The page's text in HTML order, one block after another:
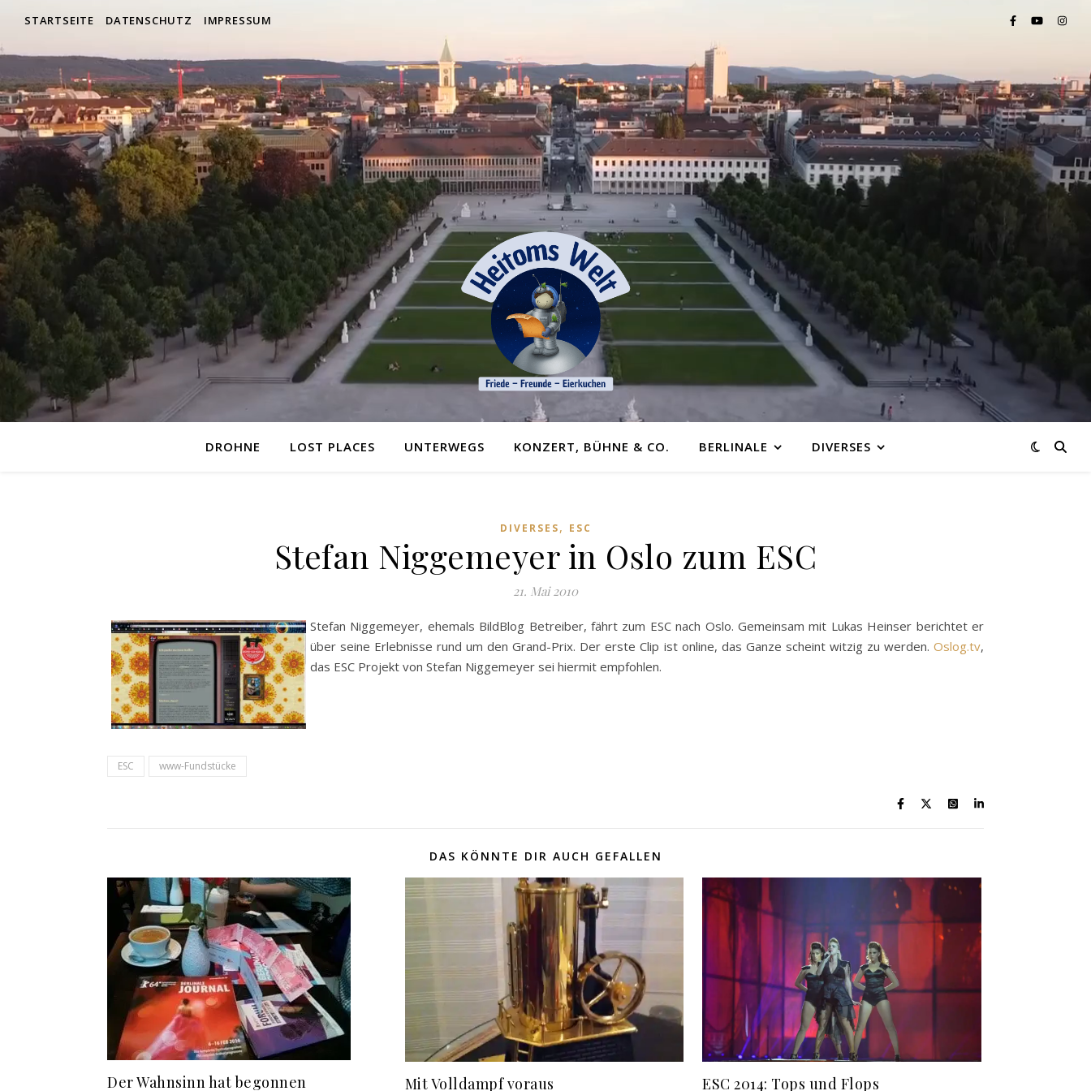
STARTSEITE DATENSCHUTZ IMPRESSUM
DROHNE LOST PLACES UNTERWEGS KONZERT, BÜHNE & CO. BERLINALE DIVERSES
DIVERSES, ESC
Stefan Niggemeyer in Oslo zum ESC
21. Mai 2010
Stefan Niggemeyer, ehemals BildBlog Betreiber, fährt zum ESC nach Oslo. Gemeinsam mit Lukas Heinser berichtet er
über seine Erlebnisse rund um den Grand-Prix. Der erste Clip ist online, das Ganze scheint witzig zu werden. Oslog.tv,
das ESC Projekt von Stefan Niggemeyer sei hiermit empfohlen.
ESC www-Fundstücke
DAS KÖNNTE DIR AUCH GEFALLEN
Der Wahnsinn hat begonnen Mit Volldampf voraus ESC 2014: Tops und Flops